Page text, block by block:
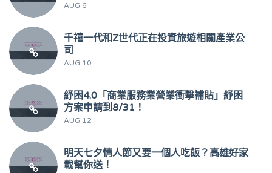
AUG 6
千禧一代和Z世代正在投資旅遊相關產業公
司
AUG 10
紓困4.0「商業服務業營業衝擊補貼」紓困
方案申請到8/31！
AUG 12
明天七夕情人節又要一個人吃飯？高雄好家
載幫你送！